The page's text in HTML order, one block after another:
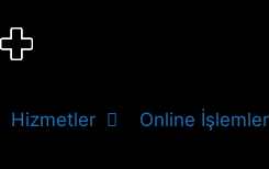
Hizmetler Online İşlemler